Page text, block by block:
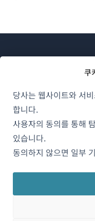
쿠
당사는 웹사이트와 서
합니다.
사용자의 동의를 통해
있습니다.
동의하지 않으면 일부
GDPR